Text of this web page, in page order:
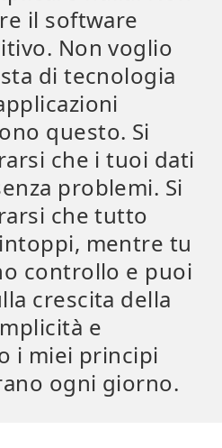
il software
Non voglio
di tecnologia
questo. Si
che i tuoi dati
problemi. Si
che tutto
mentre tu
controllo e puoi
crescita della
e
i miei principi
ogni giorno.